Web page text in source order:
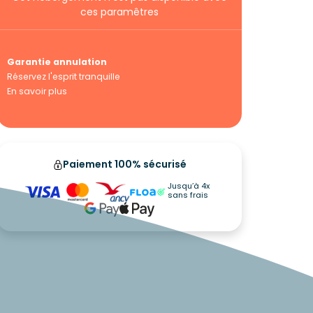
ces paramêtres
Garantie annulation
Réservez l'esprit tranquille
En savoir plus
Paiement 100% sécurisé
Jusqu’à 4x
sans frais